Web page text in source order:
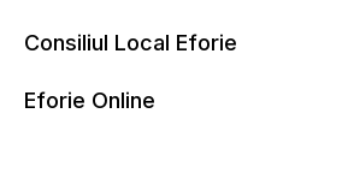
Consiliul Local Eforie
Eforie Online